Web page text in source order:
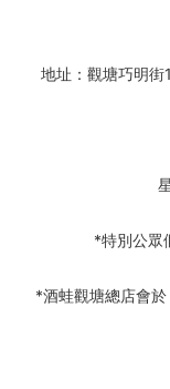
地址：觀塘巧明
*特別公眾
*酒蛙觀塘總店會